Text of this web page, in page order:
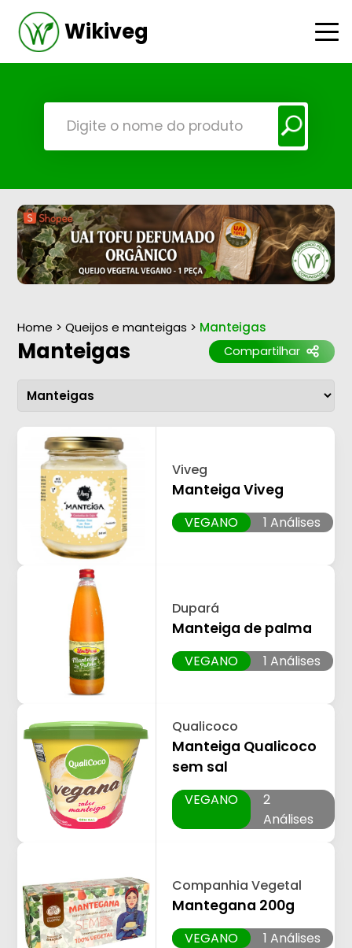
Wikiveg
Home >Queijos e manteigas > Manteigas
Manteigas Compartilhar
Viveg
Manteiga Viveg
VEGANO 1 Análises
Dupará
Manteiga de palma
VEGANO 1 Análises
Qualicoco
Manteiga Qualicoco
sem sal
VEGANO
2
Análises
Companhia Vegetal
Mantegana 200g
VEGANO 1 Análises